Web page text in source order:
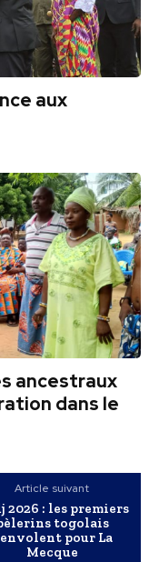
aux
ancestraux
dans le
Article suivant
2026 : les premiers
togolais
pour La
Mecque